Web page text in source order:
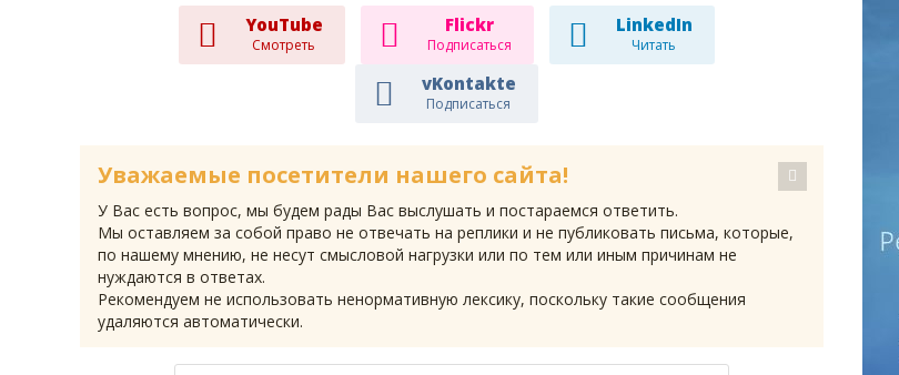
YouTube
Смотреть
Flickr
Подписаться
LinkedIn
Читать
vKontakte
Подписаться
Уважаемые посетители нашего сайта!
У Вас есть вопрос, мы будем рады Вас выслушать и постараемся ответить.
Мы оставляем за собой право не отвечать на реплики и не публиковать письма, которые,
по нашему мнению, не несут смысловой нагрузки или по тем или иным причинам не
нуждаются в ответах.
Рекомендуем не использовать ненормативную лексику, поскольку такие сообщения
удаляются автоматически.